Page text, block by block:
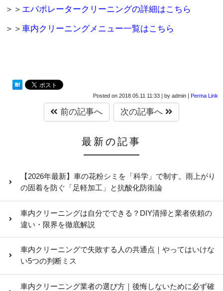
＞＞ エバポレータークリーニングの詳細はこちら
＞＞ 車内クリーニングメニュー一覧はこちら
Posted on 2018.05.11 11:33 by admin Perma Link
前の記事へ 次の記事へ
最新の記事
【2026年最新】車の花粉シミを「科学」で制す。雨上がり
の固着を防ぐ「足軽加工」と抗酸化防衛論
車内クリーニングは自分でできる？DIY清掃と業者依頼の
違い・限界を徹底解説
車内クリーニングで失敗する人の共通点｜やってはいけな
い5つの判断ミス
車内クリーニング業者の選び方｜後悔しないために必ず確